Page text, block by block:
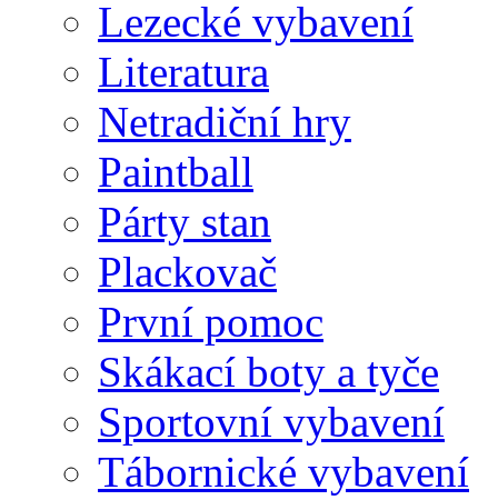
Lezecké vybavení
Literatura
Netradiční hry
Paintball
Párty stan
Plackovač
První pomoc
Skákací boty a tyče
Sportovní vybavení
Tábornické vybavení